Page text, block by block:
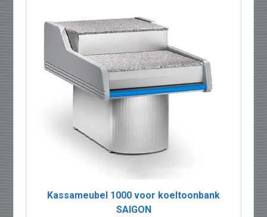
Kassameubel 1000 voor koeltoonbank
SAIGON